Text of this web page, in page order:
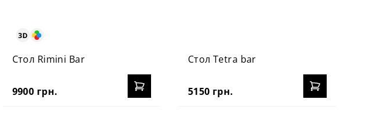
Стол Rimini Bar
9900 грн.
Стол Tetra bar
5150 грн.